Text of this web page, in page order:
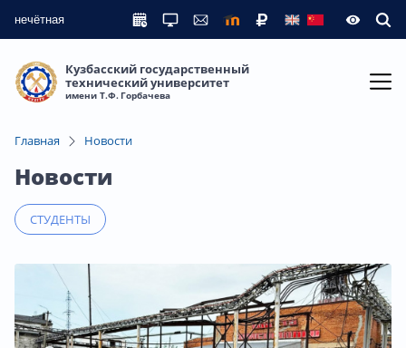
нечётная
Кузбасский государственный
технический университет
имени Т.Ф. Горбачева
Главная Новости
Новости
СТУДЕНТЫ